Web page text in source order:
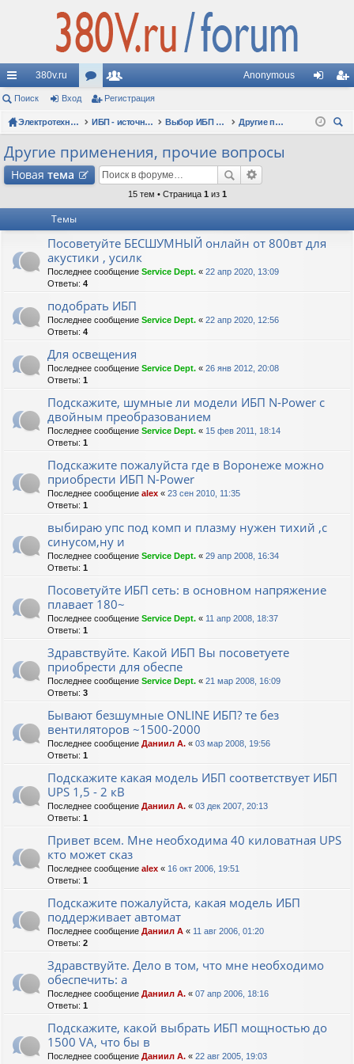
с
ы
лк
380v.ru
ор
ум
ол
ьз
ат
Anonymous
д ис
Поиск Вход Регистрация
Электротехнические форумы ИБП - источники бесперебойного питания Выбор ИБП по сфере применения (рекомендации, советы, опыт эксплуатации)
Другие применения, прочие вопросы
Другие применения, прочие вопросы
Новая тема
15 тем • Страница 1 из 1
Темы
Посоветуйте БЕСШУМНЫЙ онлайн от 800вт для
акустики , усилк
Последнее сообщение Service Dept. « 22 апр 2020, 13:09
Ответы: 4
подобрать ИБП
Последнее сообщение Service Dept. « 22 апр 2020, 12:56
Ответы: 4
Для освещения
Последнее сообщение Service Dept. « 26 янв 2012, 20:08
Ответы: 1
Подскажите, шумные ли модели ИБП N-Power с
двойным преобразованием
Последнее сообщение Service Dept. « 15 фев 2011, 18:14
Ответы: 1
Подскажите пожалуйста где в Воронеже можно
приобрести ИБП N-Power
Последнее сообщение alex « 23 сен 2010, 11:35
Ответы: 1
выбираю упс под комп и плазму нужен тихий ,с
синусом,ну и
Последнее сообщение Service Dept. « 29 апр 2008, 16:34
Ответы: 1
Посоветуйте ИБП сеть: в основном напряжение
плавает 180~
Последнее сообщение Service Dept. « 11 апр 2008, 18:37
Ответы: 1
Здравствуйте. Какой ИБП Вы посоветуете
приобрести для обеспе
Последнее сообщение Service Dept. « 21 мар 2008, 16:09
Ответы: 3
Бывают безшумные ONLINE ИБП? те без
вентиляторов ~1500-2000
Последнее сообщение Даниил А. « 03 мар 2008, 19:56
Ответы: 1
Подскажите какая модель ИБП соответствует ИБП
UPS 1,5 - 2 кВ
Последнее сообщение Даниил А. « 03 дек 2007, 20:13
Ответы: 1
Привет всем. Мне необходима 40 киловатная UPS
кто может сказ
Последнее сообщение alex « 16 окт 2006, 19:51
Ответы: 1
Подскажите пожалуйста, какая модель ИБП
поддерживает автомат
Последнее сообщение Даниил А « 11 авг 2006, 01:20
Ответы: 2
Здравствуйте. Дело в том, что мне необходимо
обеспечить: а
Последнее сообщение Даниил А. « 07 апр 2006, 18:16
Ответы: 1
Подскажите, какой выбрать ИБП мощностью до
1500 VA, что бы в
Последнее сообщение Даниил А. « 22 авг 2005, 19:03